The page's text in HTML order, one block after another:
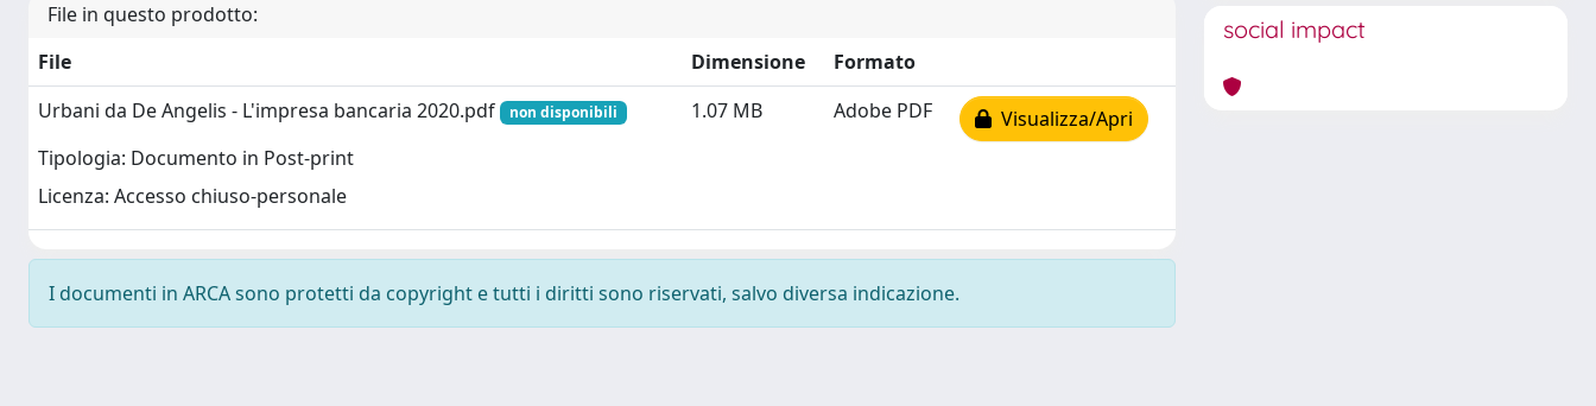
File in questo prodotto:
File
Dimensione
Formato
Urbani da De Angelis - L'impresa bancaria 2020.pdf
non disponibili
Tipologia: Documento in Post-print
Licenza: Accesso chiuso-personale
1.07 MB Adobe PDF Visualizza/Apri
I documenti in ARCA sono protetti da copyright e tutti i diritti sono riservati, salvo diversa indicazione.
social impact